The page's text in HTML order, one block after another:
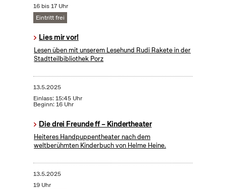
16 bis 17 Uhr
Eintritt frei
Lies mir vor!
Lesen üben mit unserem Lesehund Rudi Rakete in der
Stadtteilbibliothek Porz
13.5.2025
Einlass: 15:45 Uhr
Beginn: 16 Uhr
Die drei Freunde ff – Kindertheater
Heiteres Handpuppentheater nach dem
weltberühmten Kinderbuch von Helme Heine.
13.5.2025
19 Uhr